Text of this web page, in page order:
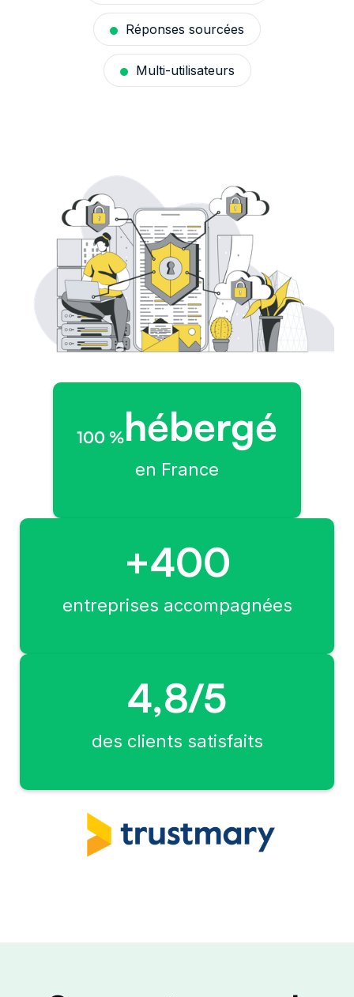
Réponses sourcées
Multi-utilisateurs
100 %hébergé
en France
+400
entreprises accompagnées
4,8/5
des clients satisfaits